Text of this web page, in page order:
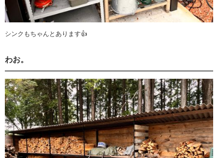
シンクもちゃんとあります👍
わお。